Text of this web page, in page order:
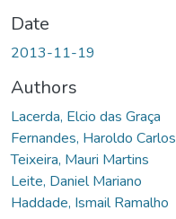
Date
2013-11-19
Authors
Lacerda, Elcio das Graça
Fernandes, Haroldo Carlos
Teixeira, Mauri Martins
Leite, Daniel Mariano
Haddade, Ismail Ramalho